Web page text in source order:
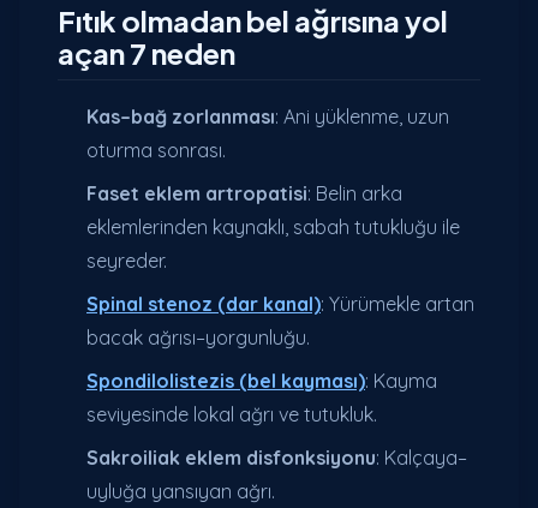
Fıtık olmadan bel ağrısına yol
açan 7 neden
Kas–bağ zorlanması: Ani yüklenme, uzun
oturma sonrası.
Faset eklem artropatisi: Belin arka
eklemlerinden kaynaklı, sabah tutukluğu ile
seyreder.
Spinal stenoz (dar kanal): Yürümekle artan
bacak ağrısı–yorgunluğu.
Spondilolistezis (bel kayması): Kayma
seviyesinde lokal ağrı ve tutukluk.
Sakroiliak eklem disfonksiyonu: Kalçaya–
uyluğa yansıyan ağrı.